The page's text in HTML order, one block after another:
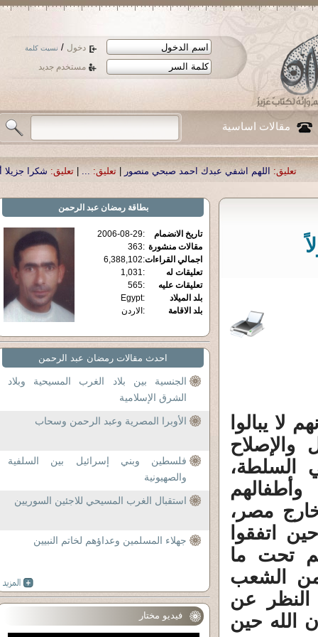
دخول / نسيت كلمة
مستخدم جديد
مقالات اساسية
اللهم اشفي عبدك احمد صبحي منصور|تعليق: ... تعليق: شكرا جزيلا أستاذ حمد
لا يبالوا
السلطة،
مصر،
اتفقوا
تحت ما
الشعب
عن
الله حين
بطاقةرمضان عبد الرحمن
تاريخ الانضمام :
2006-08-29
مقالات منشورة :
363
اجمالي القراءات:
6,388,102
تعليقات له
:
1,031
تعليقات عليه
:
565
بلد الميلاد
:
Egypt
بلد الاقامة
: الاردن
احدث مقالات رمضان عبد الرحمن
الجنسية بين بلاد الغرب المسيحية وبلاد
الشرق الإسلامية
الأوبرا المصرية وعبد الرحمن وسحاب
فلسطين وبني إسرائيل بين السلفية
والصهيونية
استقبال الغرب المسيحي للاجئين السوريين
جهلاء المسلمين وعداؤهم لخاتم النبيين
فيديو مختار